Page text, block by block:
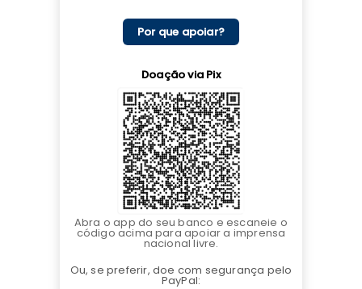
Por que apoiar?
Doação via Pix
Abra o app do seu banco e escaneie o
código acima para apoiar a imprensa
nacional livre.
Ou, se preferir, doe com segurança pelo
PayPal: